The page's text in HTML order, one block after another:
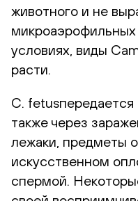
животного и не
условиях, виды
расти.
С. fetusпередается
также через
лежаки, предметы
искусственном
спермой.